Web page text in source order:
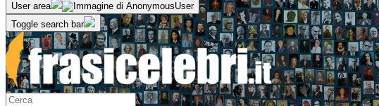
User area
Toggle search bar